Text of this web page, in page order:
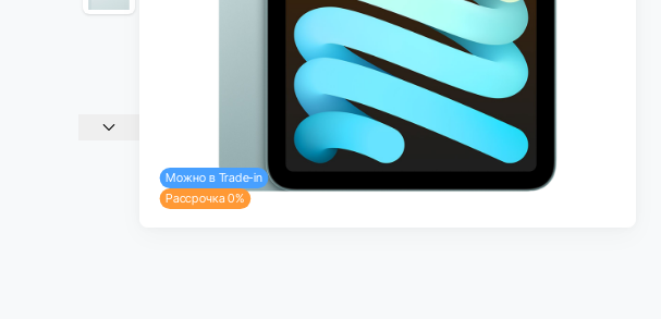
Можно в Trade-in
Рассрочка 0%